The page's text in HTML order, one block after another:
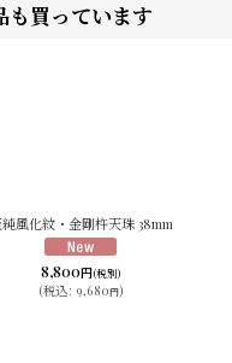
も買っています
風化紋・金剛杵天珠 38mm
8,800円(税別)
(税込: 9,680円)